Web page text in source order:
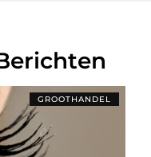
GROOTHANDEL